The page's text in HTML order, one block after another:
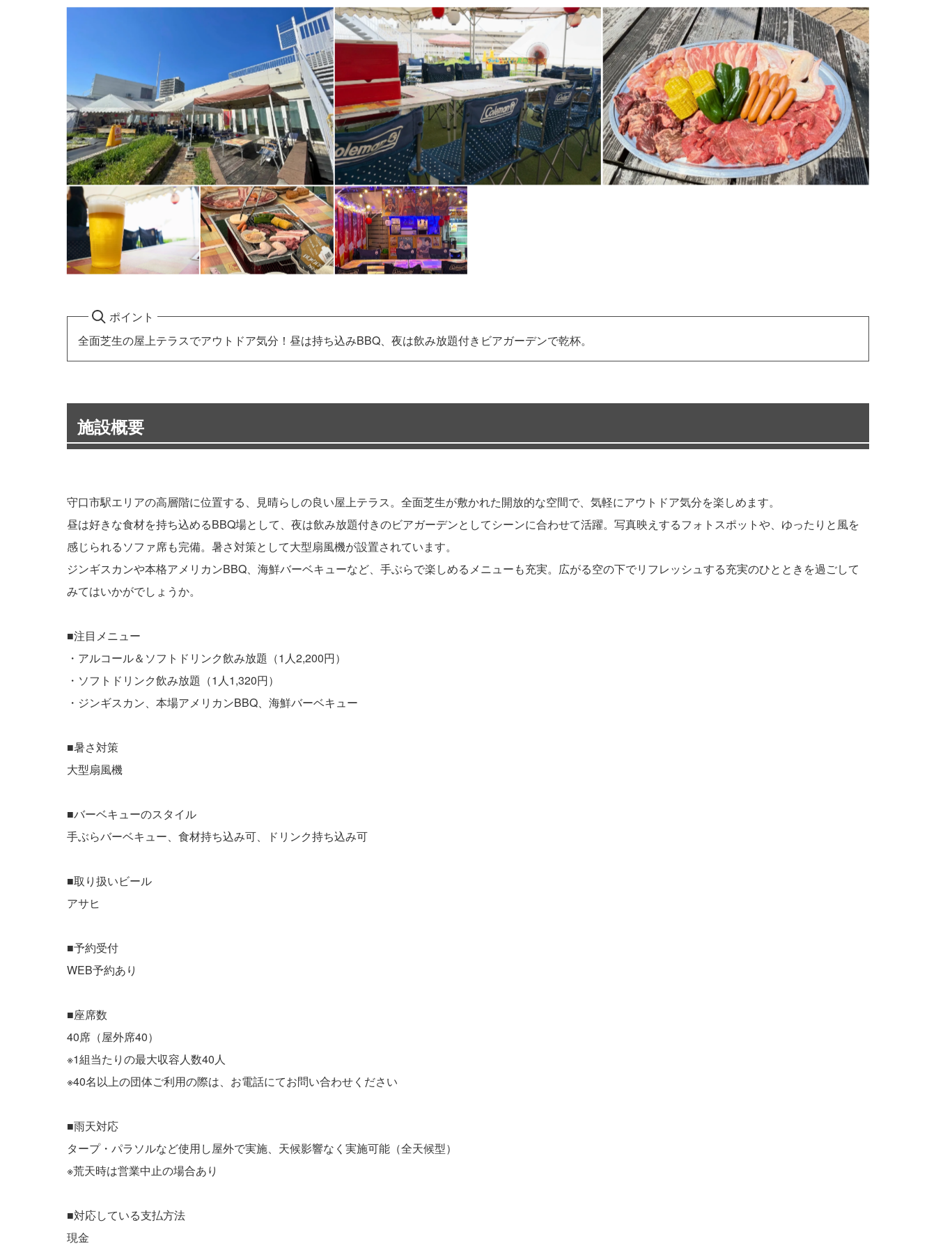
ポイント
全面芝生の屋上テラスでアウトドア気分！昼は持ち込みBBQ、夜は飲み放題付きビアガーデンで乾杯。
施設概要
守口市駅エリアの高層階に位置する、見晴らしの良い屋上テラス。全面芝生が敷かれた開放的な空間で、気軽にアウトドア気分を楽しめます。
昼は好きな食材を持ち込めるBBQ場として、夜は飲み放題付きのビアガーデンとしてシーンに合わせて活躍。写真映えするフォトスポットや、ゆったりと風を
感じられるソファ席も完備。暑さ対策として大型扇風機が設置されています。
ジンギスカンや本格アメリカンBBQ、海鮮バーベキューなど、手ぶらで楽しめるメニューも充実。広がる空の下でリフレッシュする充実のひとときを過ごして
みてはいかがでしょうか。
■注目メニュー
・アルコール＆ソフトドリンク飲み放題（1人2,200円）
・ソフトドリンク飲み放題（1人1,320円）
・ジンギスカン、本場アメリカンBBQ、海鮮バーベキュー
■暑さ対策
大型扇風機
■バーベキューのスタイル
手ぶらバーベキュー、食材持ち込み可、ドリンク持ち込み可
■取り扱いビール
アサヒ
■予約受付
WEB予約あり
■座席数
40席（屋外席40）
※1組当たりの最大収容人数40人
※40名以上の団体ご利用の際は、お電話にてお問い合わせください
■雨天対応
タープ・パラソルなど使用し屋外で実施、天候影響なく実施可能（全天候型）
※荒天時は営業中止の場合あり
■対応している支払方法
現金